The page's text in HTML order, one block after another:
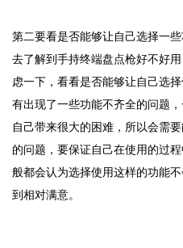
第二要看是否能够让自己选择一
去了解到手持终端盘点枪好不好
虑一下，看看是否能够让自己选
有出现了一些功能不齐全的问题
自己带来很大的困难，所以会需
的问题，要保证自己在使用的过
般都会认为选择使用这样的功能
到相对满意。